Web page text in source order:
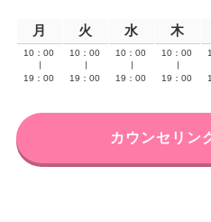
月 火 水 木
10：00
19：00
10：00
19：00
10：00
19：00
10：00
19：00
カウンセリン